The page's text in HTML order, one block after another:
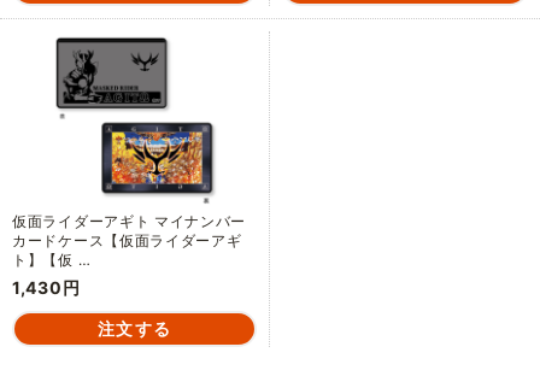
仮面ライダーアギト マイナンバー
カードケース【仮面ライダーアギ
ト】【仮 …
1,430円